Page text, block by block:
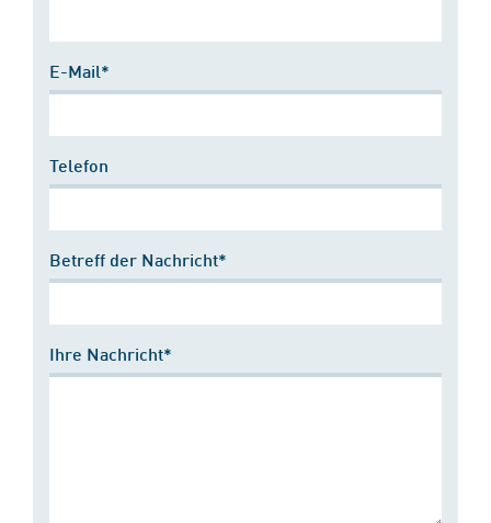
E-Mail*
Telefon
Betreff der Nachricht*
Ihre Nachricht*